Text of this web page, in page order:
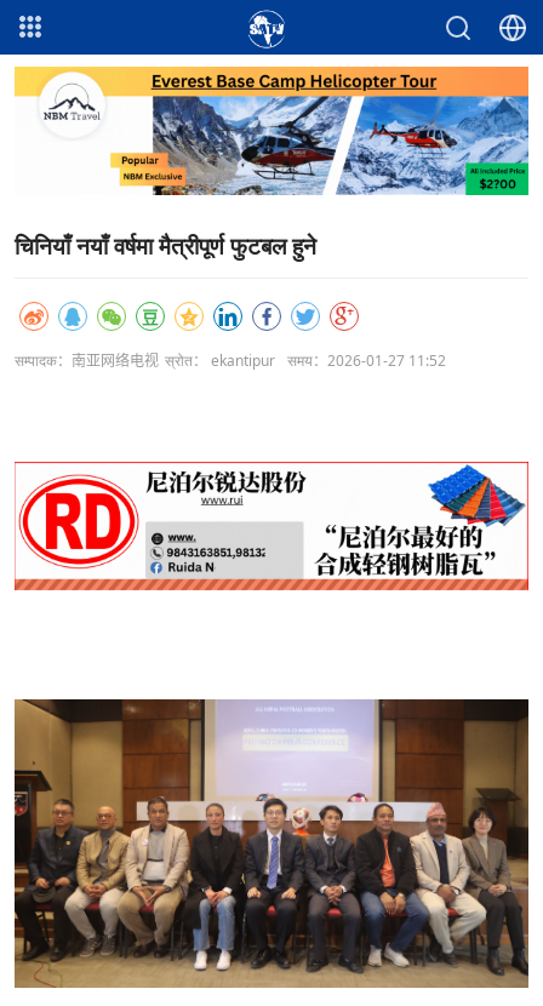
चिनियाँ नयाँ वर्षमा मैत्रीपूर्ण फुटबल हुने
सम्पादक：南亚网络电视 स्रोत： ekantipur समय：2026-01-27 11:52